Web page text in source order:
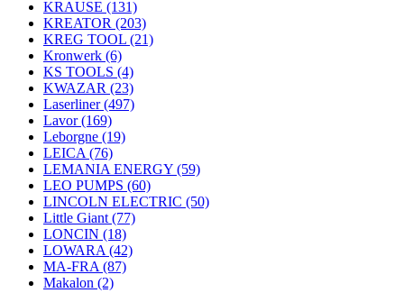
KRAUSE (131)
KREATOR (203)
KREG TOOL (21)
Kronwerk (6)
KS TOOLS (4)
KWAZAR (23)
Laserliner(497)
Lavor(169)
Leborgne (19)
LEICA (76)
LEMANIA ENERGY (59)
LEO PUMPS (60)
LINCOLN ELECTRIC (50)
Little Giant (77)
LONCIN (18)
LOWARA (42)
MA-FRA (87)
Makalon (2)